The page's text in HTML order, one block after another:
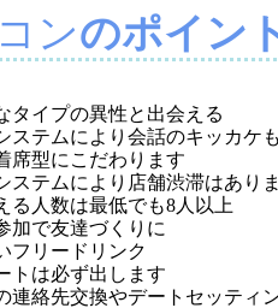
ンのポイン
タイプの異性と出会える
ステムにより会話のキッカケ
席型にこだわります
ステムにより店舗渋滞はあり
る人数は最低でも8人以上
加で友達づくりに
フリードリンク
トは必ず出します
連絡先交換やデートセッティ